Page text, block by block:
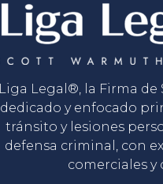
Liga Legal®, la Firma
dedicado y enfocado
tránsito y lesiones
defensa criminal, con
comerciales y